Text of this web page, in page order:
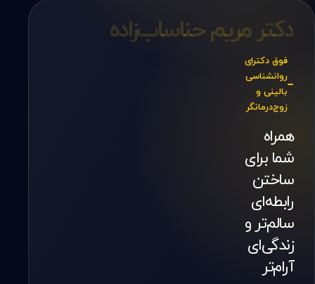
دکتر مریم حناساب‌زاده
فوق دکترای
روانشناسی
بالینی و
زوج‌درمانگر
همراه
شما برای
ساختن
رابطه‌ای
سالم‌تر و
زندگی‌ای
آرام‌تر